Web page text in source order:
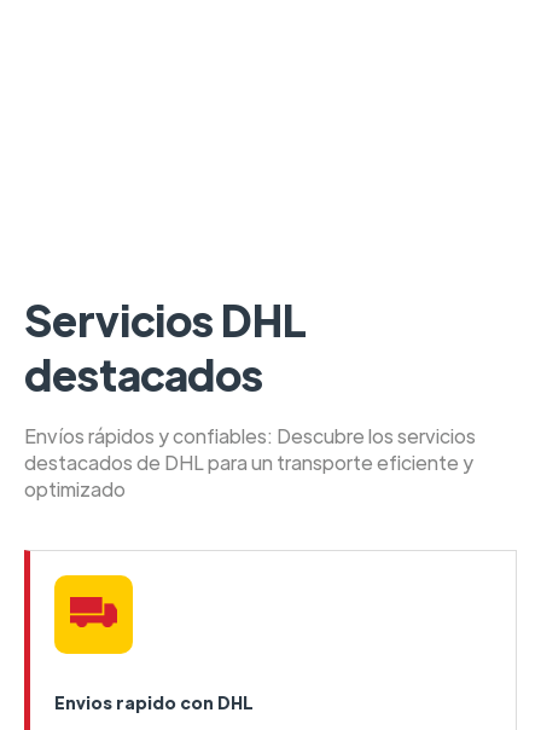
Servicios DHL
destacados
Envíos rápidos y confiables: Descubre los servicios
destacados de DHL para un transporte eficiente y
optimizado
Envios rapido con DHL